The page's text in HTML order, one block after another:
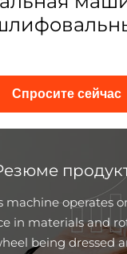
Спросите сейчас
machine operates
in materials and
being dressed